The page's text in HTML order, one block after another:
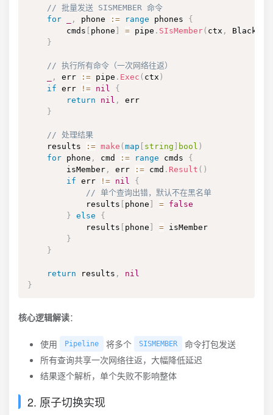
// 批量发送 SISMEMBER 命令
for
, phone := range phones {
        cmds
phone = pipe . SIsMember ( ctx ,
}
// 执行所有命令（一次网络往返）
, err := pipe . Exec ( ctx )
if err != nil
{
return
nil ,
err
}
// 处理结果
    results
:= make ( map string bool )
for phone , cmd := range cmds {
        isMember
, err := cmd . Result ( )
if err != nil
{
// 单个查询出错，默认不在黑名单
            results
phone = false
} else
{
            results
phone = isMember
}
}
return results ,
nil
}
核心逻辑解读：
使用 Pipeline 将多个 SISMEMBER
命令打包发送
所有查询共享一次网络往返，大幅降低延迟
结果逐个解析，单个失败不影响整体
2. 原子切换实现